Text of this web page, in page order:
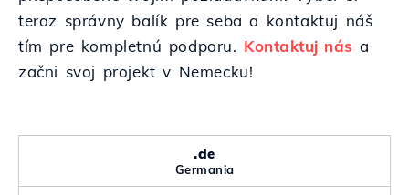
teraz správny balík pre seba a kontaktuj náš
tím pre kompletnú podporu. Kontaktuj nás a
začni svoj projekt v Nemecku!
.de
Germania